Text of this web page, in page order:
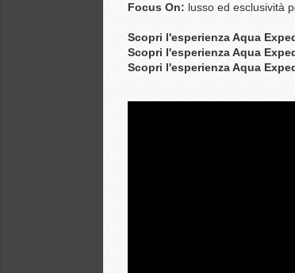
Focus On: lusso ed esclusività
Scopri l'esperienza Aqua
Scopri l'esperienza Aqua
Scopri l'esperienza Aqua